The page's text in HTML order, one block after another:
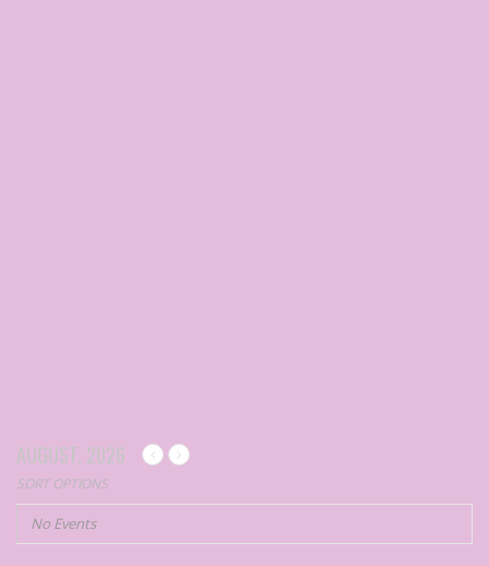
AUGUST, 2026
SORT OPTIONS
No Events